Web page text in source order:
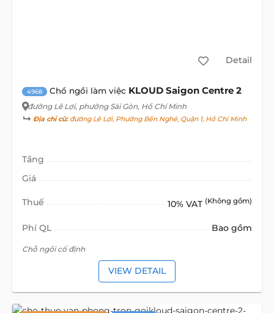
Detail
4968 Chổ ngồi làm việc KLOUD Saigon Centre 2
đường Lê Lợi, phường Sài Gòn, Hồ Chí Minh
Địa chỉ cũ:đường Lê Lợi, Phường Bến Nghé, Quận 1, Hồ Chí Minh
Tầng
Giá
Thuế 10% VAT (Không gồm)
Phí QL Bao gồm
Chỗ ngồi cố định
VIEW DETAIL